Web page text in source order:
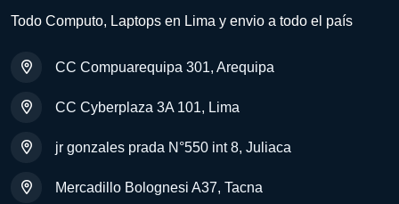
Todo Computo, Laptops en Lima y envio a todo el país
CC Compuarequipa 301, Arequipa
CC Cyberplaza 3A 101, Lima
jr gonzales prada N°550 int 8, Juliaca
Mercadillo Bolognesi A37, Tacna